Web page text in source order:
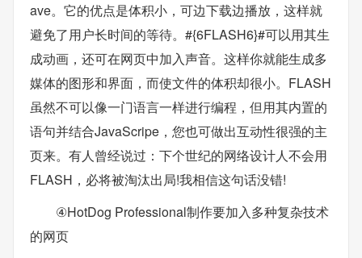
ave。它的优点是体积小，可边下载边播放，这样就
避免了用户长时间的等待。#{6FLASH6}#可以用其生
成动画，还可在网页中加入声音。这样你就能生成多
媒体的图形和界面，而使文件的体积却很小。FLASH
虽然不可以像一门语言一样进行编程，但用其内置的
语句并结合JavaScripe，您也可做出互动性很强的主
页来。有人曾经说过：下个世纪的网络设计人不会用
FLASH，必将被淘汰出局!我相信这句话没错!
④HotDog Professional制作要加入多种复杂技术
的网页